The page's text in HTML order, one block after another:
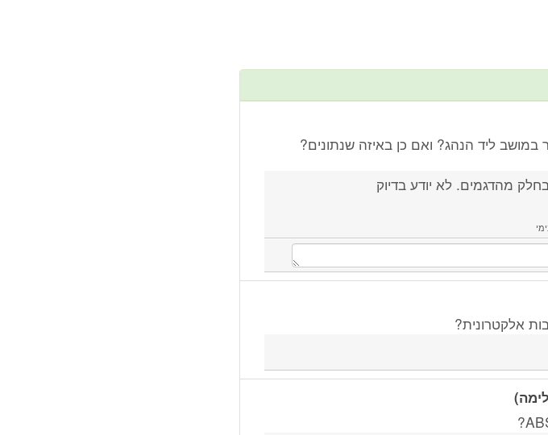
במושב ליד הנהג? ואם כן באיזה שנתונים?
מהדגמים. לא יודע בדיוק
אלקטרונית?